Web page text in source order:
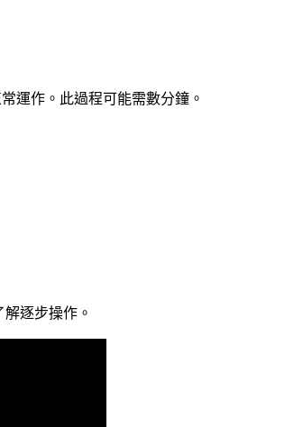
運作。此過程可能需數分鐘。
解逐步操作。